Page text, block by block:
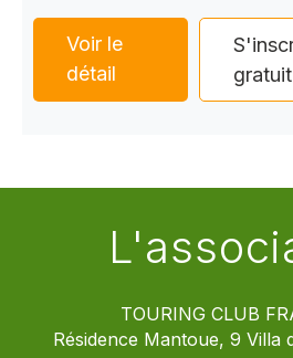
Voir le
détail
gratuit
TOURING CLUB
Résidence Mantoue, 9 Villa